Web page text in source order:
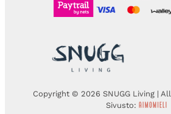
Copyright © 2026 SNUGG Living |
Sivusto: